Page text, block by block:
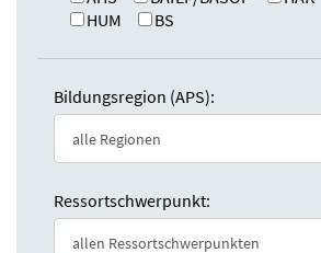
HUM
BS
Bildungsregion (APS):
Ressortschwerpunkt: